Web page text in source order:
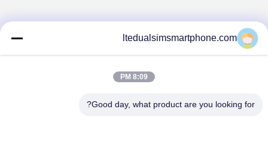
ltedualsimsmartphone.com
8:09 PM
Good day, what product are you looking for?